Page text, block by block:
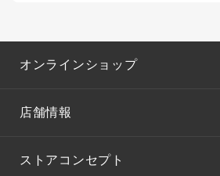
オンラインショップ
店舗情報
ストアコンセプト